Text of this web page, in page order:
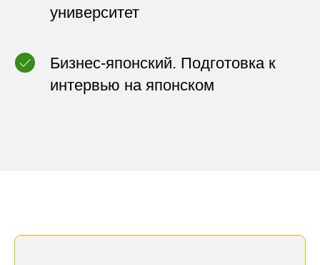
университет
Бизнес-японский. Подготовка к
интервью на японском